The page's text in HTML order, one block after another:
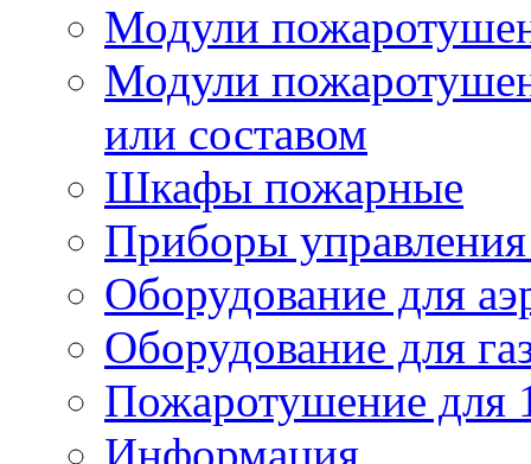
Модули
Модули
или составом
Шкафы пожарные
Приборы
Оборудование для
Оборудование для
Пожаротушение для